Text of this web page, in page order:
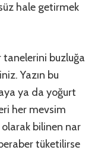
hale getirmek
tanelerini buzluğa
Yazın bu
ya da yoğurt
her mevsim
bilinen nar
tüketilirse